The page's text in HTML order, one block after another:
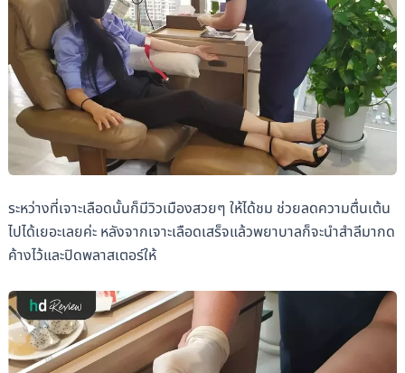
ระหว่างที่เจาะเลือดนั้นก็มีวิวเมืองสวยๆ ให้ได้ชม ช่วยลดความตื่นเต้น
ไปได้เยอะเลยค่ะ หลังจากเจาะเลือดเสร็จแล้วพยาบาลก็จะนำสำลีมากด
ค้างไว้และปิดพลาสเตอร์ให้